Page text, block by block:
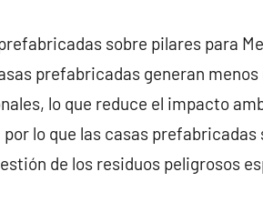
sobre pilares para
prefabricadas generan
lo que reduce el impacto
lo que las casas prefabricadas
de los residuos peligrosos